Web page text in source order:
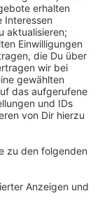
von Corona:
auf der